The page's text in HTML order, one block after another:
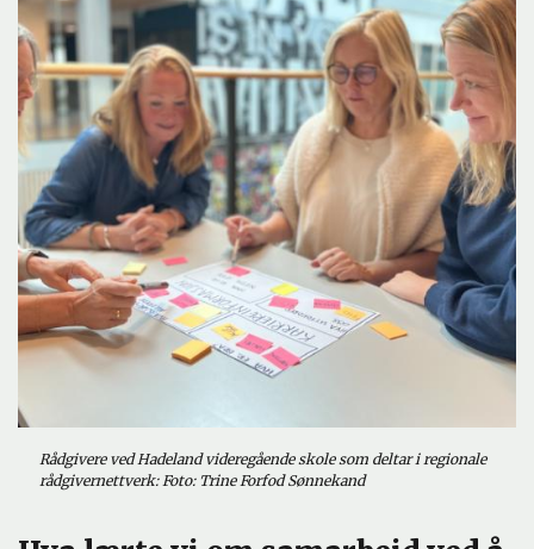
Rådgivere ved Hadeland videregående skole som deltar i regionale
rådgivernettverk: Foto: Trine Forfod Sønnekand